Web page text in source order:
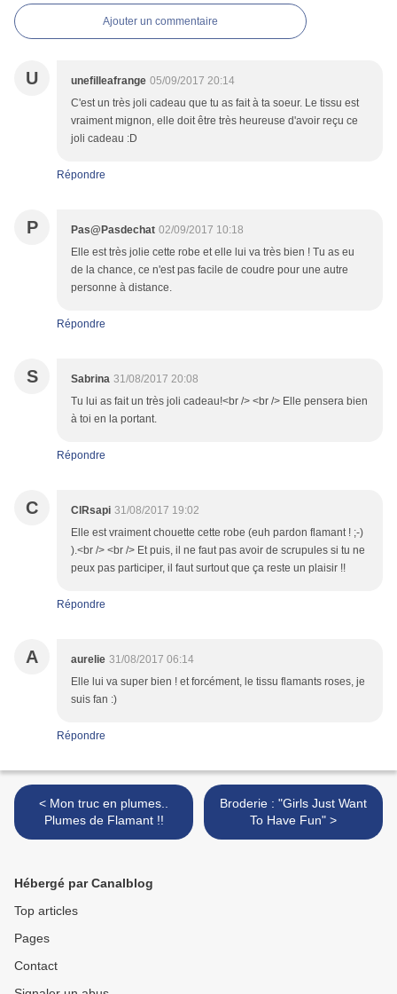
Ajouter un commentaire
U unefilleafrange 05/09/2017 20:14
C'est un très joli cadeau que tu as fait à ta soeur. Le tissu est
vraiment mignon, elle doit être très heureuse d'avoir reçu ce
joli cadeau :D
Répondre
P Pas@Pasdechat 02/09/2017 10:18
Elle est très jolie cette robe et elle lui va très bien ! Tu as eu
de la chance, ce n'est pas facile de coudre pour une autre
personne à distance.
Répondre
S Sabrina 31/08/2017 20:08
Tu lui as fait un très joli cadeau!<br /> <br /> Elle pensera bien
à toi en la portant.
Répondre
C ClRsapi 31/08/2017 19:02
Elle est vraiment chouette cette robe (euh pardon flamant ! ;-)
).<br /> <br /> Et puis, il ne faut pas avoir de scrupules si tu ne
peux pas participer, il faut surtout que ça reste un plaisir !!
Répondre
A aurelie 31/08/2017 06:14
Elle lui va super bien ! et forcément, le tissu flamants roses, je
suis fan :)
Répondre
< Mon truc en plumes..
Plumes de Flamant !!
Broderie : "Girls Just Want
To Have Fun" >
Hébergé par Canalblog
Top articles
Pages
Contact